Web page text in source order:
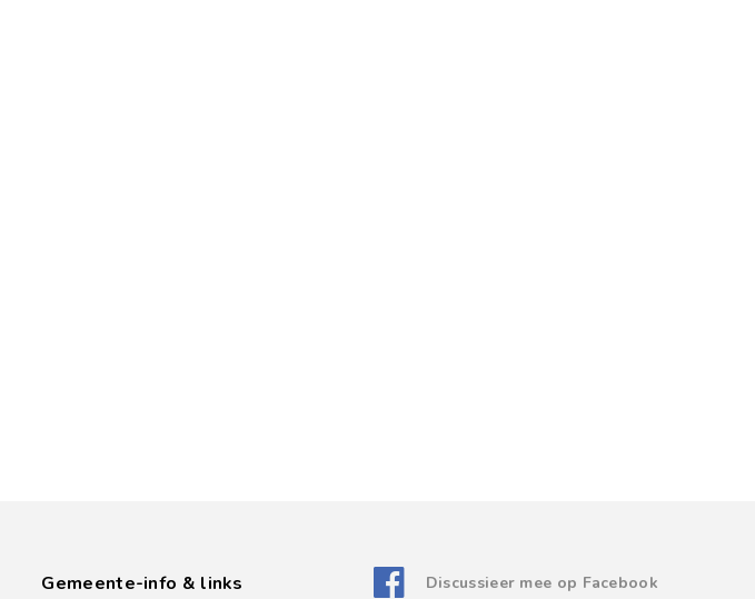
Gemeente-info & links Discussieer mee op Facebook